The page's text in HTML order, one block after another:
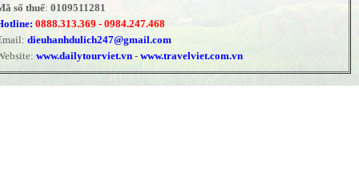
số thuế: 0109511281
0888.313.369 - 0984.247.468
dieuhanhdulich247@gmail.com
www.dailytourviet.vn- www.travelviet.com.vn